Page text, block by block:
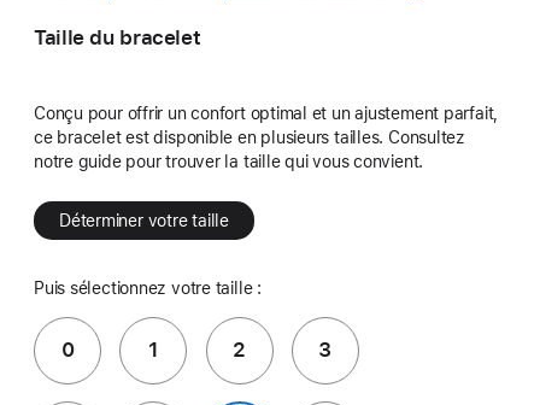
Taille du bracelet
Conçu pour offrir un confort optimal et un ajustement parfait,
ce bracelet est disponible en plusieurs tailles. Consultez
notre guide pour trouver la taille qui vous convient.
Déterminer votre taille
Puis sélectionnez votre taille :
0 1 2 3